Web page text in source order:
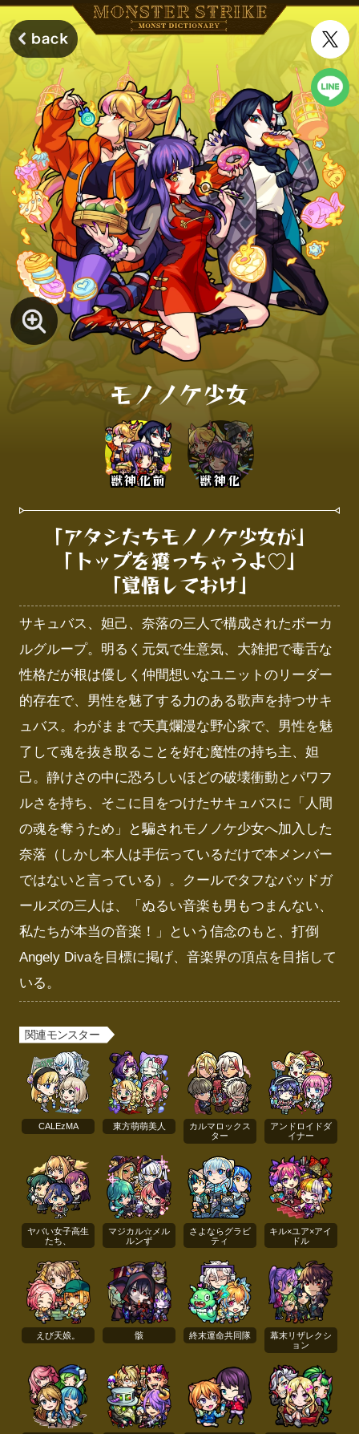
モノノケ少女
獣神化前 獣神化
「アタシたちモノノケ少女が」
「トップを獲っちゃうよ♡」
「覚悟しておけ」
サキュバス、妲己、奈落の三人で構成されたボーカ
ルグループ。明るく元気で生意気、大雑把で毒舌な
性格だが根は優しく仲間想いなユニットのリーダー
的存在で、男性を魅了する力のある歌声を持つサキ
ュバス。わがままで天真爛漫な野心家で、男性を魅
了して魂を抜き取ることを好む魔性の持ち主、妲
己。静けさの中に恐ろしいほどの破壊衝動とパワフ
ルさを持ち、そこに目をつけたサキュバスに「人間
の魂を奪うため」と騙されモノノケ少女へ加入した
奈落（しかし本人は手伝っているだけで本メンバー
ではないと言っている）。クールでタフなバッドガ
ールズの三人は、「ぬるい音楽も男もつまんない、
私たちが本当の音楽！」という信念のもと、打倒
Angely Divaを目標に掲げ、音楽界の頂点を目指して
いる。
関連モンスター
CALEzMA 東方萌萌美人
カルマロックス
ター
アンドロイドダ
イナー
ヤバい女子高生
たち、
マジカル☆メル
ルンず
さよならグラビ
ティ
キル×ユア×アイ
ドル
えび天娘。 骸 終末運命共同隊
幕末リザレクシ
ョン